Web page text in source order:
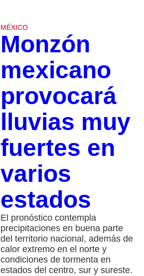
MÉXICO
Monzón
mexicano
provocará
lluvias muy
fuertes en
varios
estados
El pronóstico contempla
precipitaciones en buena parte
del territorio nacional, además de
calor extremo en el norte y
condiciones de tormenta en
estados del centro, sur y sureste.